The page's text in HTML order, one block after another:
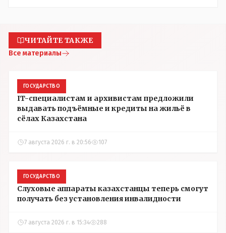
ЧИТАЙТЕ ТАКЖЕ
Все материалы
ГОСУДАРСТВО
IT-специалистам и архивистам предложили
выдавать подъёмные и кредиты на жильё в
сёлах Казахстана
7 августа 2026 г. в 20:56 107
ГОСУДАРСТВО
Слуховые аппараты казахстанцы теперь смогут
получать без установления инвалидности
7 августа 2026 г. в 15:34 288